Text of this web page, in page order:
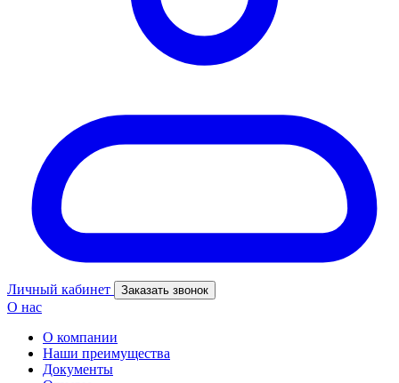
Личный кабинет Заказать звонок
О нас
О компании
Наши преимущества
Документы